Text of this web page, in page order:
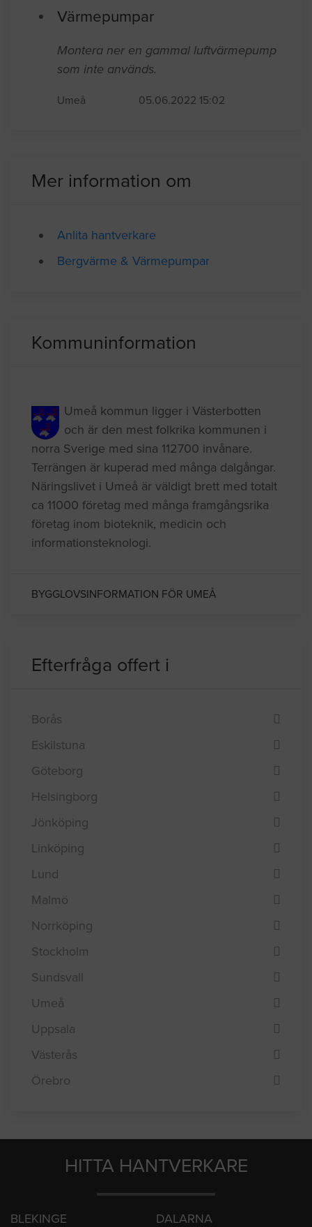
vi vill ha besvarade:
Värmepumpar
Montera ner en gammal luftvärmepump
Mer information om
Kommuninformation
Umeå kommun ligger i Västerbotten
och är den mest folkrika kommunen i
norra Sverige med sina 112700 invånare.
Terrängen är kuperad med många dalgångar.
Näringslivet i Umeå är väldigt brett med totalt
informationsteknologi.
Efterfråga offert i
Borås
Eskilstuna
Göteborg
Helsingborg
Jönköping
Linköping
Lund
Malmö
Norrköping
Stockholm
Sundsvall
Umeå
Uppsala
Örebro